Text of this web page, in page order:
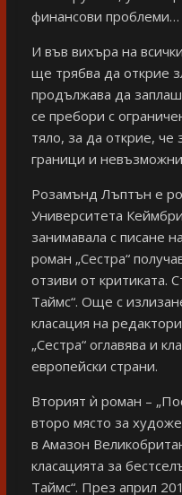
финансови проблеми…
И във вихъра на
ще трябва да открие
продължава да
се пребори с
тяло, за да открие, че
граници и
Розамънд Лъптън е
Университета
занимавала с писане
роман „Сестра“
отзиви от критиката.
Таймс“. Още с
класация на
„Сестра“ оглавява и
европейски страни.
Вторият ѝ роман –
второ място за
в Амазон
класацията за
Таймс“. През април